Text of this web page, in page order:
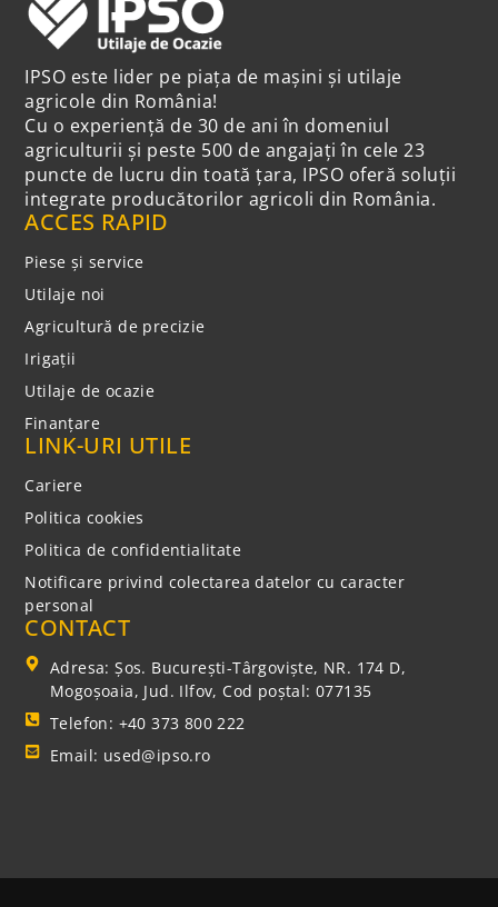
IPSO este lider pe piața de mașini și utilaje
agricole din România!
Cu o experiență de 30 de ani în domeniul
agriculturii și peste 500 de angajați în cele 23
puncte de lucru din toată țara, IPSO oferă soluții
integrate producătorilor agricoli din România.
ACCES RAPID
Piese și service
Utilaje noi
Agricultură de precizie
Irigații
Utilaje de ocazie
Finanțare
LINK-URI UTILE
Cariere
Politica cookies
Politica de confidentialitate
Notificare privind colectarea datelor cu caracter
personal
CONTACT
Adresa: Şos. Bucureşti-Târgovişte, NR. 174 D,
Mogoşoaia, Jud. Ilfov, Cod poștal: 077135
Telefon: +40 373 800 222
Email: used@ipso.ro